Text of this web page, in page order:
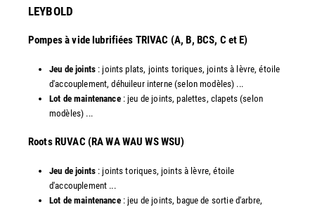
LEYBOLD
Pompes à vide lubrifiées TRIVAC (A, B, BCS, C et E)
Jeu de joints: joints plats, joints toriques, joints à lèvre, étoile
d'accouplement, déhuileur interne (selon modèles) ...
Lot de maintenance: jeu de joints, palettes, clapets (selon
modèles) ...
​Roots RUVAC (RA WA WAU WS WSU)
Jeu de joints: joints toriques, joints à lèvre, étoile
d'accouplement ...
Lot de maintenance : jeu de joints, bague de sortie d'arbre,